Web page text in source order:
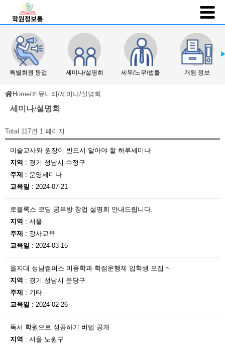
특별회원 등업 세미나/설명회 세무/노무/법률 개원 정보
Home/커뮤니티/세미나/설명회
세미나/설명회
Total 117건 1 페이지
미술교사와 원장이 반드시 알아야 할 하루세미나
지역 : 경기 성남시 수정구
주제 : 운영세미나
교육일 : 2024-07-21
로블록스 코딩 공부방 창업 설명회 안내드립니다.
지역 : 서울
주제 : 강사교육
교육일 : 2024-03-15
을지대 성남캠퍼스 미용학과 학점운행제 입학생 모집 ~
지역 : 경기 성남시 분당구
주제 : 기타
교육일 : 2024-02-26
독서 학원으로 성공하기 비법 공개
지역 : 서울 노원구